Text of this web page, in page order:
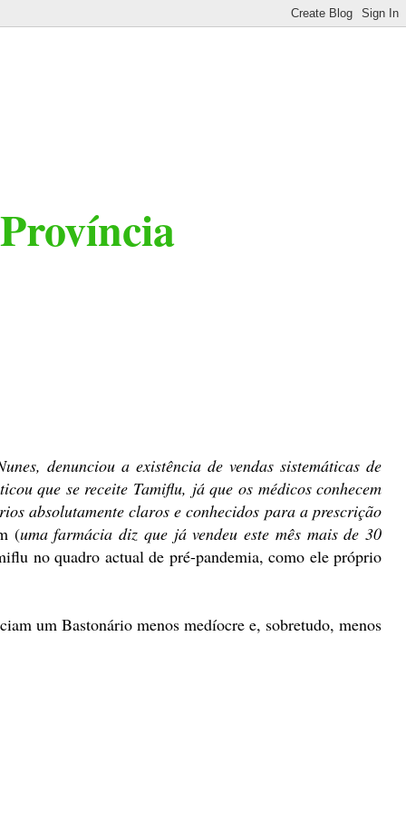
denunciou a existência de vendas sistemáticas de
que se receite Tamiflu, já que os médicos conhecem
absolutamente claros e conhecidos para a prescrição
(uma farmácia diz que já vendeu este mês mais de 30
no quadro actual de pré-pandemia, como ele próprio
um Bastonário menos medíocre e, sobretudo, menos